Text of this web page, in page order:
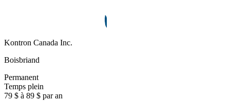
Kontron Canada Inc.
Boisbriand
Permanent
Temps plein
79 $ à 89 $ par an